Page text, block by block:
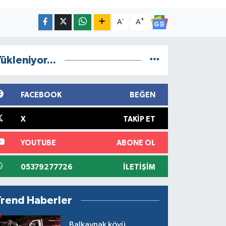
A- A+
FACEBOOK BEĞEN
X TAKIP ET
YOUTUBE ABONE OL
05379277726 İLETIŞIM
Haberler